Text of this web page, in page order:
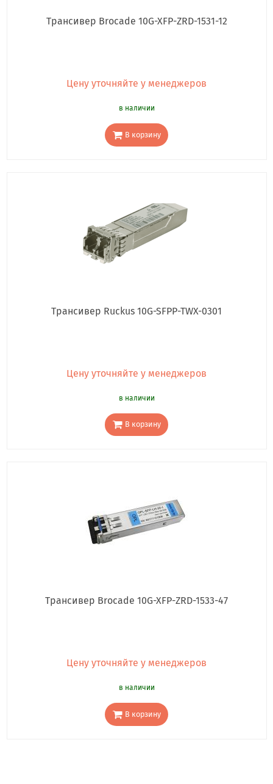
Трансивер Brocade 10G-XFP-ZRD-1531-12
Цену уточняйте у менеджеров
в наличии
В корзину
Трансивер Ruckus 10G-SFPP-TWX-0301
Цену уточняйте у менеджеров
в наличии
В корзину
Трансивер Brocade 10G-XFP-ZRD-1533-47
Цену уточняйте у менеджеров
в наличии
В корзину